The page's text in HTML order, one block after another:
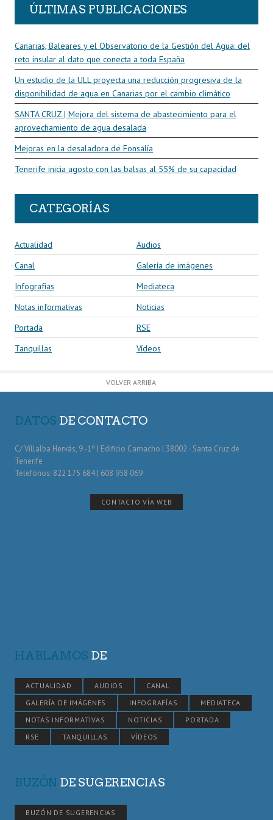
ÚLTIMAS PUBLICACIONES
Canarias, Baleares y el Observatorio de la Gestión del Agua: del
reto insular al dato que conecta a toda España
Un estudio de la ULL proyecta una reducción progresiva de la
disponibilidad de agua en Canarias por el cambio climático
SANTA CRUZ | Mejora del sistema de abastecimiento para el
aprovechamiento de agua desalada
Mejoras en la desaladora de Fonsalía
Tenerife inicia agosto con las balsas al 55% de su capacidad
CATEGORÍAS
Actualidad
Audios
Canal
Galería de imágenes
Infografías
Mediateca
Notas informativas
Noticias
Portada
RSE
Tanquillas
Vídeos
VOLVER ARRIBA
DATOS DE CONTACTO
C/ Villalba Hervás, 9 -1º | Edificio Camacho | 38002 · Santa Cruz de
Tenerife
Telefónos: 822 175 684 | 608 958 069
CONTACTO VÍA WEB
HABLAMOS DE
ACTUALIDAD AUDIOS
CANAL
GALERÍA DE IMÁGENES
INFOGRAFÍAS
MEDIATECA
NOTAS INFORMATIVAS
NOTICIAS
PORTADA
RSE
TANQUILLAS VÍDEOS
BUZÓN DE SUGERENCIAS
BUZÓN DE SUGERENCIAS